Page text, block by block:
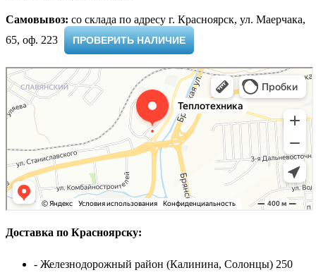
Самовывоз: cо склада по адресу г. Красноярск, ул. Маерчака,
65, оф. 223 ​
ПРОВЕРИТЬ НАЛИЧИЕ
Доставка по Красноярску:
- Железнодорожный район (Калинина, Солонцы) 250